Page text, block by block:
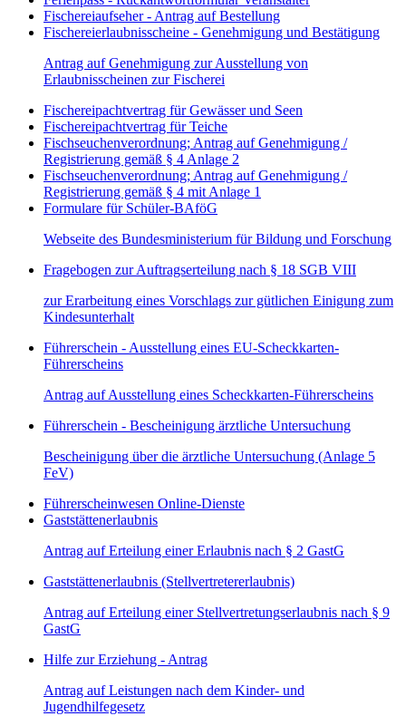
Fischereiaufseher - Antrag auf Bestellung
Fischereierlaubnisscheine - Genehmigung und Bestätigung
Antrag auf Genehmigung zur Ausstellung von
Erlaubnisscheinen zur Fischerei
Fischereipachtvertrag für Gewässer und Seen
Fischereipachtvertrag für Teiche
Fischseuchenverordnung; Antrag auf Genehmigung /
Registrierung gemäß § 4 Anlage 2
Fischseuchenverordnung; Antrag auf Genehmigung /
Registrierung gemäß § 4 mit Anlage 1
Formulare für Schüler-BAföG
Webseite des Bundesministerium für Bildung und Forschung
Fragebogen zur Auftragserteilung nach § 18 SGB VIII
zur Erarbeitung eines Vorschlags zur gütlichen Einigung zum
Kindesunterhalt
Führerschein - Ausstellung eines EU-Scheckkarten-
Führerscheins
Antrag auf Ausstellung eines Scheckkarten-Führerscheins
Führerschein - Bescheinigung ärztliche Untersuchung
Bescheinigung über die ärztliche Untersuchung (Anlage 5
FeV)
Führerscheinwesen Online-Dienste
Gaststättenerlaubnis
Antrag auf Erteilung einer Erlaubnis nach § 2 GastG
Gaststättenerlaubnis (Stellvertretererlaubnis)
Antrag auf Erteilung einer Stellvertretungserlaubnis nach § 9
GastG
Hilfe zur Erziehung - Antrag
Antrag auf Leistungen nach dem Kinder- und
Jugendhilfegesetz